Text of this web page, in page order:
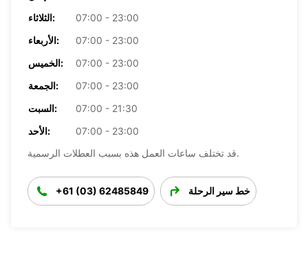
الثلاثاء:
07:00 - 23:00
الأربعاء:
07:00 - 23:00
الخميس:
07:00 - 23:00
الجمعة:
07:00 - 23:00
السبت:
07:00 - 21:30
الأحد:
07:00 - 23:00
قد تختلف ساعات العمل هذه بسبب العطلات الرسمية.
+61 (03) 62485849 خط سير الرحلة